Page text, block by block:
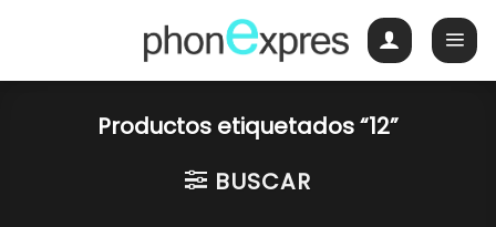
content
Productos etiquetados “12”
BUSCAR